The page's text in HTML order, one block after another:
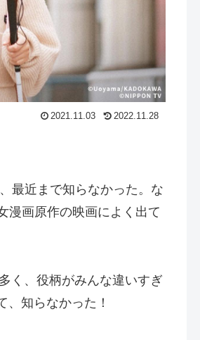
2021.11.03 2022.11.28
最近まで知らなかった。な
漫画原作の映画によく出て
く、役柄がみんな違いすぎ
知らなかった！